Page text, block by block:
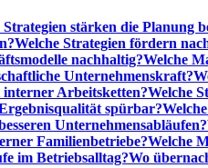
Strategien stärken die Planung
Welche Strategien fördern
nachhaltig?Welche
Unternehmenskraft?
interner Arbeitsketten?Welche
spürbar?
Unternehmensabläufen?
Familienbetriebe?Welche
im Betriebsalltag?Wo